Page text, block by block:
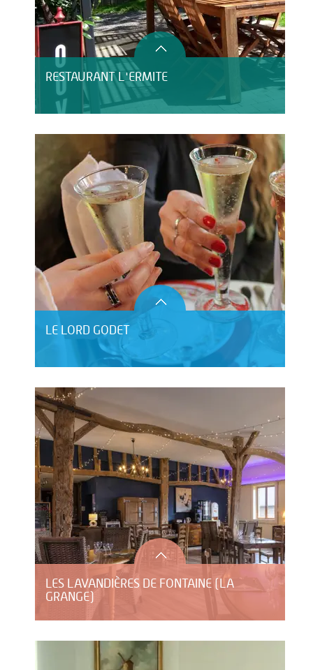
RESTAURANT L'ERMITE
LE LORD GODET
LES LAVANDIÈRES DE FONTAINE (LA
GRANGE)